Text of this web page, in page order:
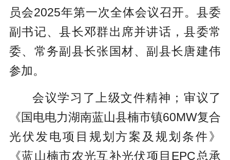
员会2025年第一次全体会议召开。县委
副书记、县长邓群出席并讲话，县委常
委、常务副县长张国材、副县长唐建伟
参加。
会议学习了上级文件精神；审议了
《国电电力湖南蓝山县楠市镇60MW复合
光伏发电项目规划方案及规划条件》
《蓝山楠市农光互补光伏项目EPC总承